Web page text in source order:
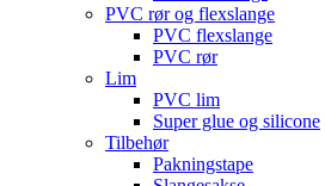
PVC rør og flexslange
PVC flexslange
PVC rør
Lim
PVC lim
Super glue og silicone
Tilbehør
Pakningstape